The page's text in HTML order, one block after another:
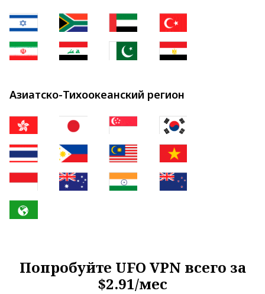
Азиатско-Тихоокеанский регион
Попробуйте UFO VPN всего за
$2.91/мес